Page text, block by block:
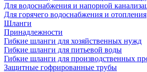
Для водоснабжения и напорной
Для горячего водоснабжения и отопления
Шланги
Принадлежности
Гибкие шланги для хозяйственных нужд
Гибкие шланги для питьевой воды
Гибкие шланги для производственных
Защитные гофрированные трубы